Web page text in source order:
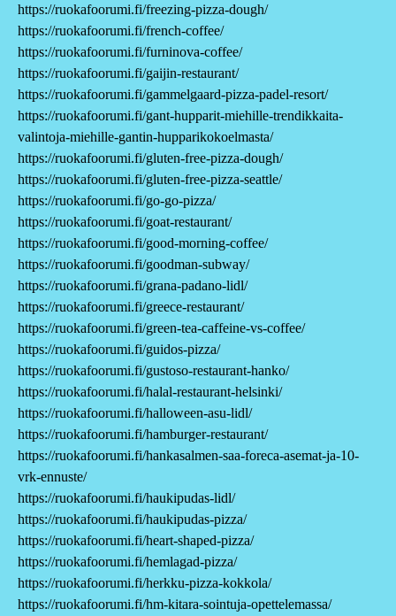
https://ruokafoorumi.fi/freezing-pizza-dough/
https://ruokafoorumi.fi/french-coffee/
https://ruokafoorumi.fi/furninova-coffee/
https://ruokafoorumi.fi/gaijin-restaurant/
https://ruokafoorumi.fi/gammelgaard-pizza-padel-resort/
https://ruokafoorumi.fi/gant-hupparit-miehille-trendikkaita-
valintoja-miehille-gantin-hupparikokoelmasta/
https://ruokafoorumi.fi/gluten-free-pizza-dough/
https://ruokafoorumi.fi/gluten-free-pizza-seattle/
https://ruokafoorumi.fi/go-go-pizza/
https://ruokafoorumi.fi/goat-restaurant/
https://ruokafoorumi.fi/good-morning-coffee/
https://ruokafoorumi.fi/goodman-subway/
https://ruokafoorumi.fi/grana-padano-lidl/
https://ruokafoorumi.fi/greece-restaurant/
https://ruokafoorumi.fi/green-tea-caffeine-vs-coffee/
https://ruokafoorumi.fi/guidos-pizza/
https://ruokafoorumi.fi/gustoso-restaurant-hanko/
https://ruokafoorumi.fi/halal-restaurant-helsinki/
https://ruokafoorumi.fi/halloween-asu-lidl/
https://ruokafoorumi.fi/hamburger-restaurant/
https://ruokafoorumi.fi/hankasalmen-saa-foreca-asemat-ja-10-
vrk-ennuste/
https://ruokafoorumi.fi/haukipudas-lidl/
https://ruokafoorumi.fi/haukipudas-pizza/
https://ruokafoorumi.fi/heart-shaped-pizza/
https://ruokafoorumi.fi/hemlagad-pizza/
https://ruokafoorumi.fi/herkku-pizza-kokkola/
https://ruokafoorumi.fi/hm-kitara-sointuja-opettelemassa/